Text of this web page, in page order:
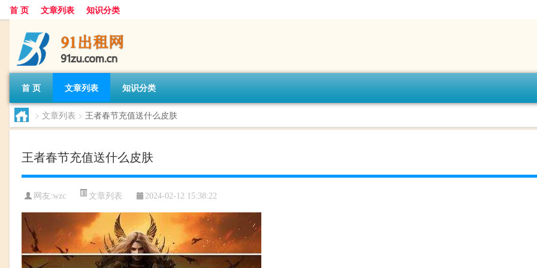
首 页 文章列表 知识分类
首 页 文章列表 知识分类
> 文章列表 > 王者春节充值送什么皮肤
王者春节充值送什么皮肤
网友:wzc 文章列表 2024-02-12 15:38:22